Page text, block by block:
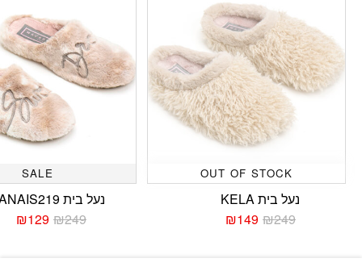
OUT OF STOCK
נעל בית KELA
₪249
המחיר
₪149המחיר
SALE
נעל בית ANAIS219
₪249
₪129